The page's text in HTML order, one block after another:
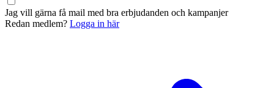
Jag vill gärna få mail med bra erbjudanden och kampanjer
Redan medlem? Logga in här